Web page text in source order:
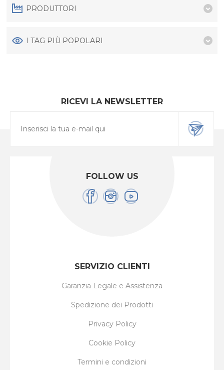
PRODUTTORI
I TAG PIÙ POPOLARI
RICEVI LA NEWSLETTER
FOLLOW US
SERVIZIO CLIENTI
Garanzia Legale e Assistenza
Spedizione dei Prodotti
Privacy Policy
Cookie Policy
Termini e condizioni